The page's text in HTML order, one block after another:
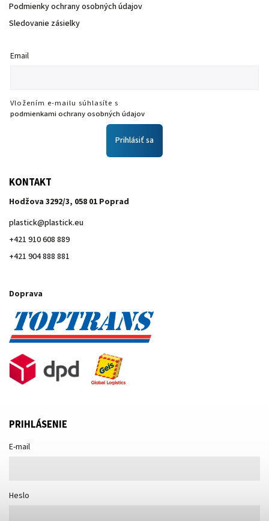
Podmienky ochrany osobných údajov
Sledovanie zásielky
Email
Vložením e-mailu súhlasíte s
podmienkami ochrany osobných údajov
Prihlásiť sa
KONTAKT
Hodžova 3292/3, 058 01 Poprad
plastick@plastick.eu
+421 910 608 889
+421 904 888 881
Doprava
PRIHLÁSENIE
E-mail
Heslo